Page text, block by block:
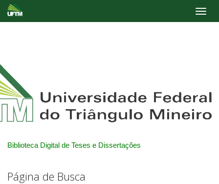
Biblioteca Digital de Teses e Dissertações
Página de Busca